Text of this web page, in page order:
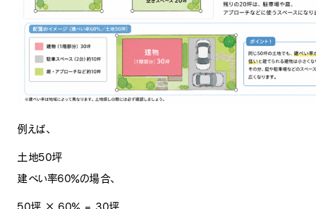
例えば、
土地50坪
建ぺい率60％の場合、
50坪 × 60％ = 30坪